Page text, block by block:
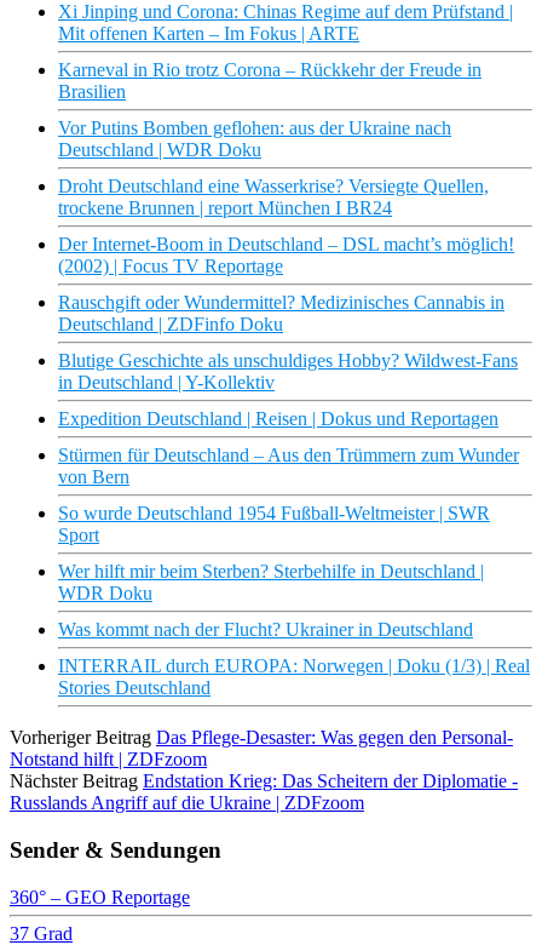
Xi Jinping und Corona: Chinas Regime auf dem Prüfstand |
Mit offenen Karten – Im Fokus | ARTE
Karneval in Rio trotz Corona – Rückkehr der Freude in
Brasilien
Vor Putins Bomben geflohen: aus der Ukraine nach
Deutschland | WDR Doku
Droht Deutschland eine Wasserkrise? Versiegte Quellen,
trockene Brunnen | report München I BR24
Der Internet-Boom in Deutschland – DSL macht’s möglich!
(2002) | Focus TV Reportage
Rauschgift oder Wundermittel? Medizinisches Cannabis in
Deutschland | ZDFinfo Doku
Blutige Geschichte als unschuldiges Hobby? Wildwest-Fans
in Deutschland | Y-Kollektiv
Expedition Deutschland | Reisen | Dokus und Reportagen
Stürmen für Deutschland – Aus den Trümmern zum Wunder
von Bern
So wurde Deutschland 1954 Fußball-Weltmeister | SWR
Sport
Wer hilft mir beim Sterben? Sterbehilfe in Deutschland |
WDR Doku
Was kommt nach der Flucht? Ukrainer in Deutschland
INTERRAIL durch EUROPA: Norwegen | Doku (1/3) | Real
Stories Deutschland
Vorheriger Beitrag Das Pflege-Desaster: Was gegen den Personal-
Notstand hilft | ZDFzoom
Nächster Beitrag Endstation Krieg: Das Scheitern der Diplomatie -
Russlands Angriff auf die Ukraine | ZDFzoom
Sender & Sendungen
360° – GEO Reportage
37 Grad